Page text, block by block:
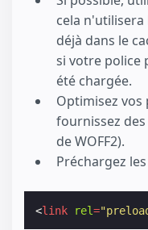
cela n'utilisera
déjà dans le
si votre police
été chargée.
Optimisez vos
fournissez
de WOFF2).
Préchargez
<link rel=